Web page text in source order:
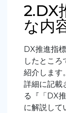
2.DX
な内
DX推進指
したところ
紹介します
詳細に記載
る『「DX
に解説して